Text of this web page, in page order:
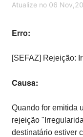
Atualize no 06
Erro:
[SEFAZ] Rejeição:
Causa:
Quando for emitida
rejeição
destinatário estiver